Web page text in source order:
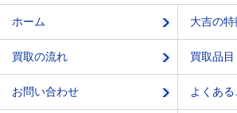
ホーム 大吉の特
買取の流れ 買取品目
お問い合わせ よくある